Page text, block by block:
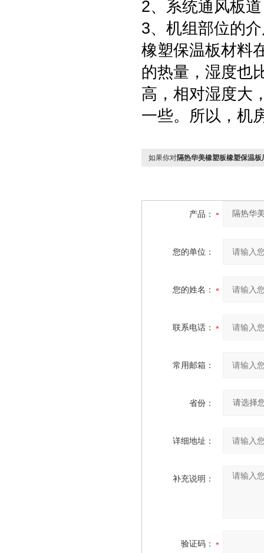
2、系统通风板
3、机组部位的
橡塑保温板材料
的热量，湿度也
高，相对湿度大
一些。所以，机
如果你对隔热华美橡塑板橡塑保温板
产品：
您的单位：
您的姓名：
联系电话：
常用邮箱：
省份：
详细地址：
补充说明：
验证码：